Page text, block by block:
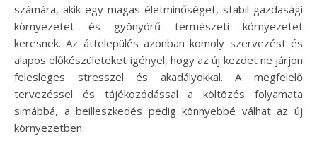
számára, akik egy magas életminőséget, stabil gazdasági
környezetet és gyönyörű természeti környezetet
keresnek. Az áttelepülés azonban komoly szervezést és
alapos előkészületeket igényel, hogy az új kezdet ne járjon
felesleges stresszel és akadályokkal. A megfelelő
tervezéssel és tájékozódással a költözés folyamata
simábbá, a beilleszkedés pedig könnyebbé válhat az új
környezetben.